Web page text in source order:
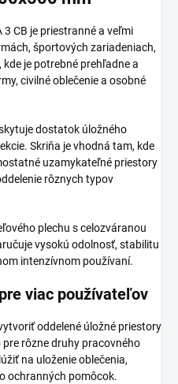
CB je priestranné a veľmi
športových zariadeniach,
je potrebné prehľadne a
civilné oblečenie a osobné
dostatok úložného
Skriňa je vhodná tam, kde
uzamykateľné priestory
rôznych typov
plechu s celozváranou
vysokú odolnosť, stabilitu
intenzívnom používaní.
viac používateľov
oddelené úložné priestory
rôzne druhy pracovného
na uloženie oblečenia,
ochranných pomôcok.